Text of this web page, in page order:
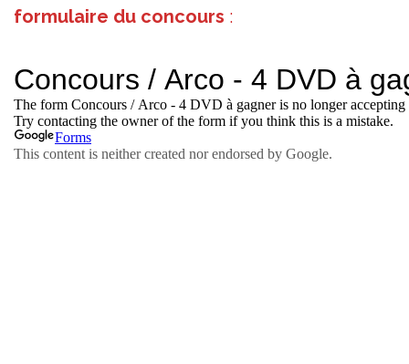
formulaire du concours :